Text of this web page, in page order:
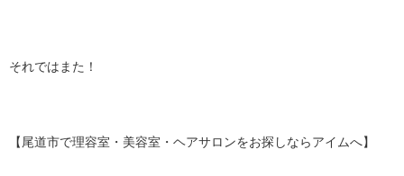
それではまた！
【尾道市で理容室・美容室・ヘアサロンをお探しならアイムへ】